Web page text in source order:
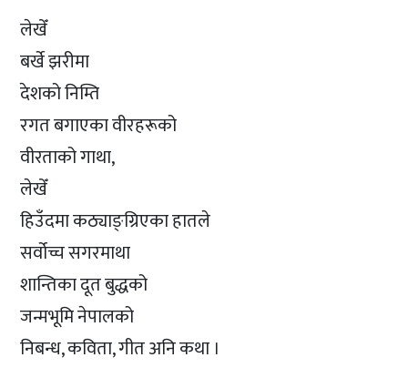
लेखेँ
बर्खे झरीमा
देशको निम्ति
रगत बगाएका वीरहरूको
वीरताको गाथा,
लेखेँ
हिउँदमा कठ्याङ्ग्रिएका हातले
सर्वोच्च सगरमाथा
शान्तिका दूत बुद्धको
जन्मभूमि नेपालको
निबन्ध, कविता, गीत अनि कथा ।